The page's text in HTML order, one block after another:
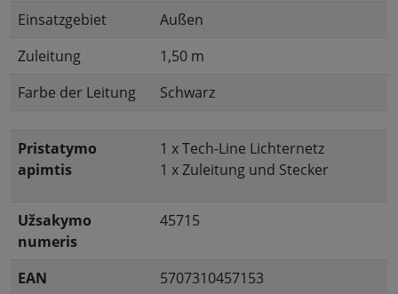
Einsatzgebiet
Außen
Zuleitung
1,50 m
Farbe der Leitung
Schwarz
Pristatymo
apimtis
1 x Tech-Line Lichternetz
1 x Zuleitung und Stecker
Užsakymo
numeris
45715
EAN
5707310457153